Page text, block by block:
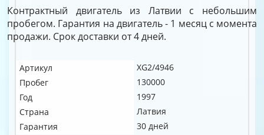
Контрактный двигатель из Латвии с небольшим
пробегом. Гарантия на двигатель - 1 месяц с момента
продажи. Срок доставки от 4 дней.
Артикул
XG2/4946
Пробег
130000
Год
1997
Страна
Латвия
Гарантия
30 дней